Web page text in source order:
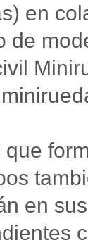
en
de
que
en sus